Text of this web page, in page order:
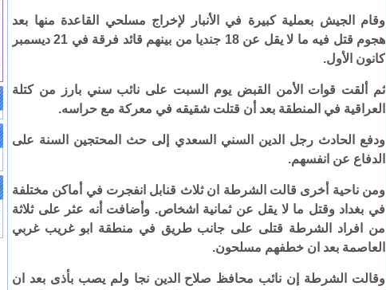
وقام الجيش بعملية كبيرة في الأنبار لإخراج مسلحي القاعدة منها بعد
هجوم قتل فيه ما لا يقل عن 18 جنديا من بينهم قائد فرقة في 21 ديسمبر
كانون الأول.
ثم ألقت قوات الأمن القبض يوم السبت على نائب سني بارز من كتلة
العراقية في المنطقة بعد أن قتلت شقيقه في معركة مع حراسه.
ودفع الحادث رجل الدين السني السعدي إلى حث المحتجين السنة على
الدفاع عن انفسهم.
ومن ناحية أخرى قالت الشرطة ان ثلاث قنابل انفجرت في أماكن مختلفة
في بغداد وقتل ما لا يقل عن ثمانية اشخاص. وأضافت أنه عثر على ثلاثة
من افراد الشرطة قتلى على جانب طريق في منطقة ابو غريب غربي
العاصمة بعد ان خطفهم مسلحون.
وقالت الشرطة إن نائب محافظ صلاح الدين نجا ولم يصب بأذى بعد ان